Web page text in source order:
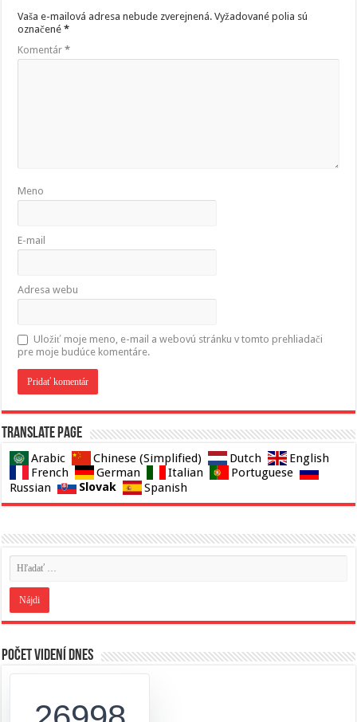
Vaša e-mailová adresa nebude zverejnená. Vyžadované polia sú
označené*
Komentár*
Meno
E-mail
Adresa webu
Uložiť moje meno, e-mail a webovú stránku v tomto prehliadači
pre moje budúce komentáre.
Translate page
Arabic Chinese (Simplified) Dutch
English
French
German Italian
Portuguese
Russian
Slovak Spanish
Počet videní dnes